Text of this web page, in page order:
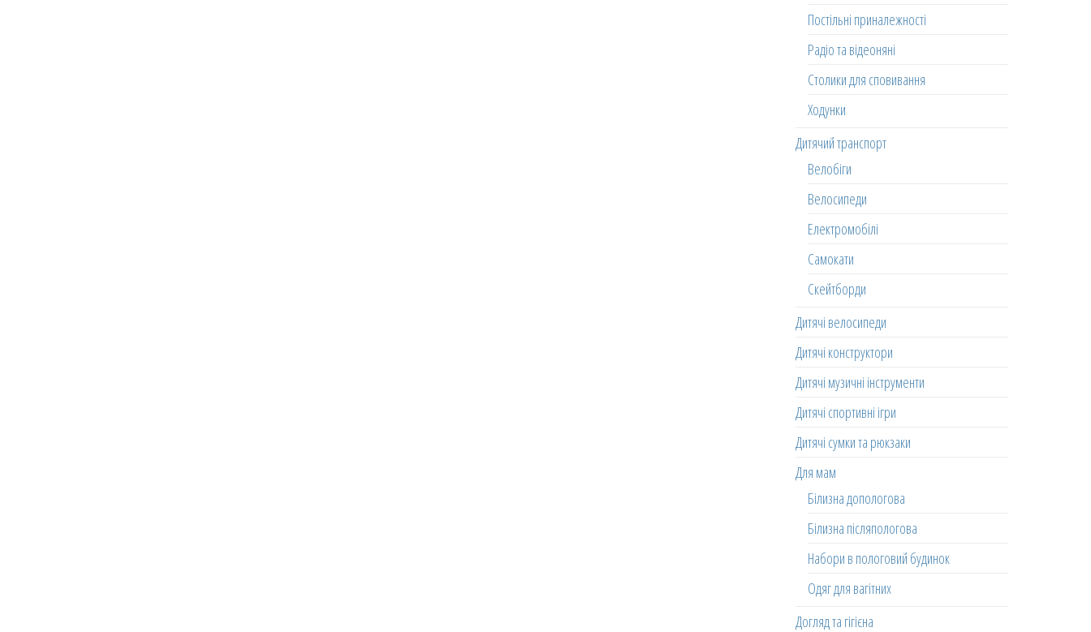
Постільні приналежності
Радіо та відеоняні
Столики для сповивання
Ходунки
Дитячий транспорт
Велобіги
Велосипеди
Електромобілі
Самокати
Скейтборди
Дитячі велосипеди
Дитячі конструктори
Дитячі музичні інструменти
Дитячі спортивні ігри
Дитячі сумки та рюкзаки
Для мам
Білизна допологова
Білизна післяпологова
Набори в пологовий будинок
Одяг для вагітних
Догляд та гігієна